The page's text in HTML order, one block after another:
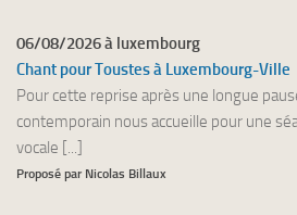
06/08/2026 à luxembourg
Chant pour Toustes à Luxembourg-Ville
Pour cette reprise après une longue
contemporain nous accueille pour une
vocale [...]
Proposé par Nicolas Billaux